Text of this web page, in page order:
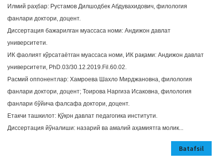
Илмий раҳбар: Рустамов Дилшодбек Абдувахидович, филология
фанлари доктори, доцент.
Диссертация бажарилган муассаса номи: Андижон давлат
университети.
ИК фаолият кўрсатаётган муассаса номи, ИК рақами: Андижон давлат
университети, PhD.03/30.12.2019.Fil.60.02.
Расмий оппонентлар: Хамроева Шахло Мирджановна, филология
фанлари доктори, доцент; Тоирова Наргиза Исаковна, филология
фанлари бўйича фалсафа доктори, доцент.
Етакчи ташкилот: Қўқон давлат педагогика институти.
Диссертация йўналиши: назарий ва амалий аҳамиятга молик...
Batafsil